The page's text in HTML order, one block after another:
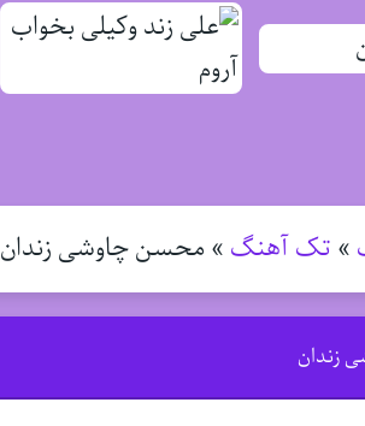
» تک آهنگ » محسن چاوشی زندان
زندان